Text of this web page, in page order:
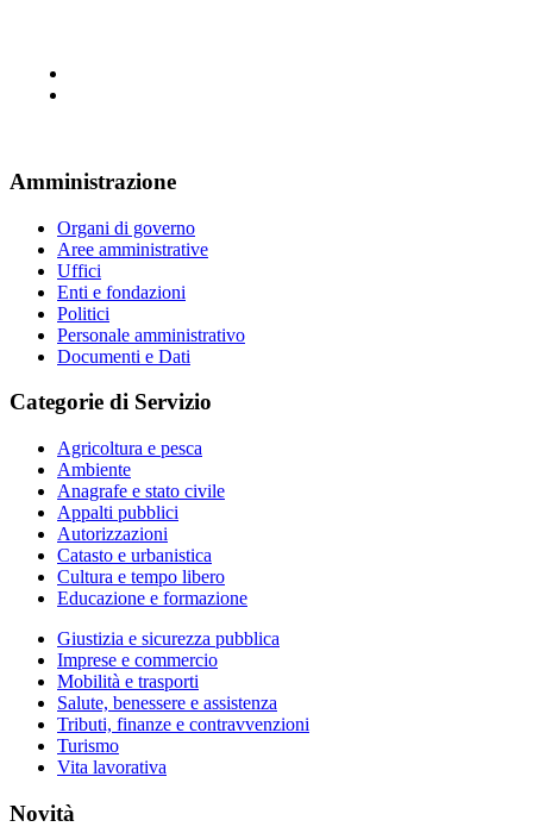
Amministrazione
Organi di governo
Aree amministrative
Uffici
Enti e fondazioni
Politici
Personale amministrativo
Documenti e Dati
Categorie di Servizio
Agricoltura e pesca
Ambiente
Anagrafe e stato civile
Appalti pubblici
Autorizzazioni
Catasto e urbanistica
Cultura e tempo libero
Educazione e formazione
Giustizia e sicurezza pubblica
Imprese e commercio
Mobilità e trasporti
Salute, benessere e assistenza
Tributi, finanze e contravvenzioni
Turismo
Vita lavorativa
Novità